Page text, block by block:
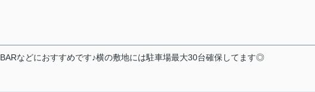
などにおすすめです♪横の敷地には駐車場最大30台確保してます◎